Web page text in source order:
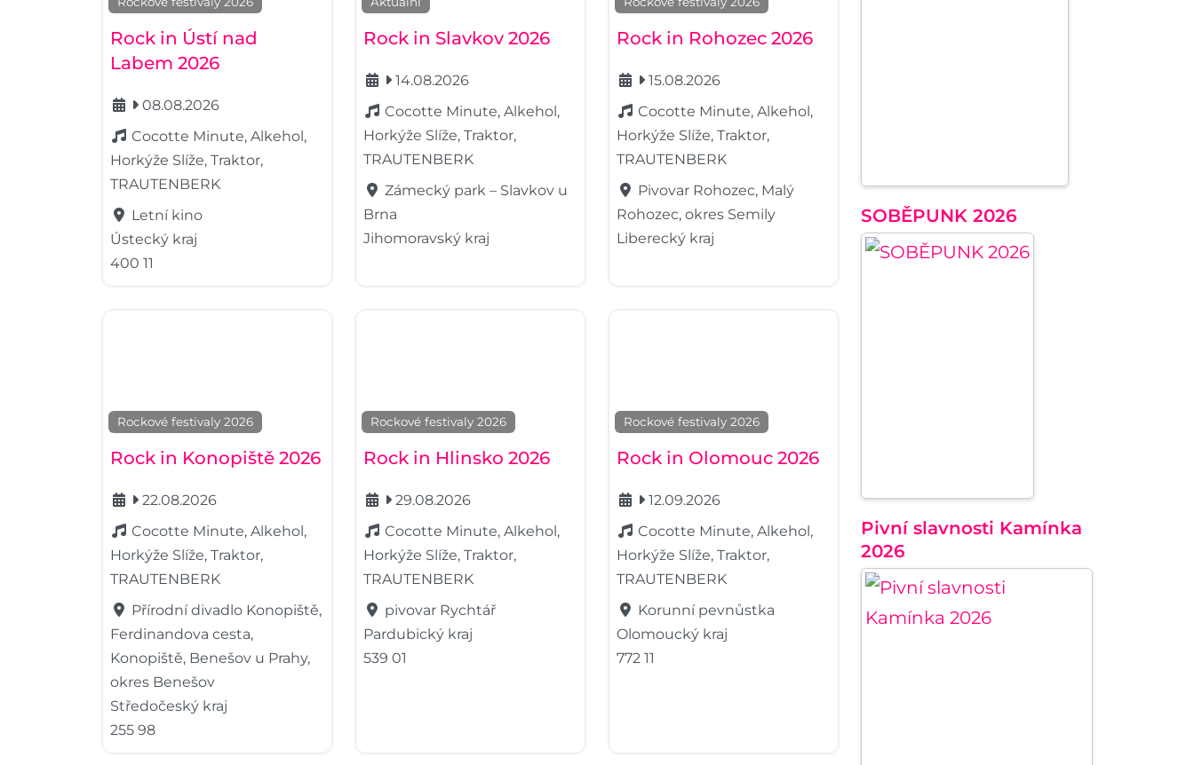
Rock in Ústí nad
Labem 2026
08.08.2026
Cocotte Minute, Alkehol,
Horkýže Slíže, Traktor,
TRAUTENBERK
Letní kino
Ústecký kraj
400 11
Rock in Slavkov 2026
14.08.2026
Cocotte Minute, Alkehol,
Horkýže Slíže, Traktor,
TRAUTENBERK
Zámecký park – Slavkov u
Brna
Jihomoravský kraj
Rock in Rohozec 2026
15.08.2026
Cocotte Minute, Alkehol,
Horkýže Slíže, Traktor,
TRAUTENBERK
Pivovar Rohozec, Malý
Rohozec, okres Semily
Liberecký kraj
Rockové festivaly 2026
Rock in Konopiště 2026
22.08.2026
Cocotte Minute, Alkehol,
Horkýže Slíže, Traktor,
TRAUTENBERK
Přírodní divadlo Konopiště,
Ferdinandova cesta,
Konopiště, Benešov u Prahy,
okres Benešov
Středočeský kraj
255 98
Rockové festivaly 2026
Rock in Hlinsko 2026
29.08.2026
Cocotte Minute, Alkehol,
Horkýže Slíže, Traktor,
TRAUTENBERK
pivovar Rychtář
Pardubický kraj
539 01
Rockové festivaly 2026
Rock in Olomouc 2026
12.09.2026
Cocotte Minute, Alkehol,
Horkýže Slíže, Traktor,
TRAUTENBERK
Korunní pevnůstka
Olomoucký kraj
772 11
SOBĚPUNK 2026
Pivní slavnosti Kamínka
2026